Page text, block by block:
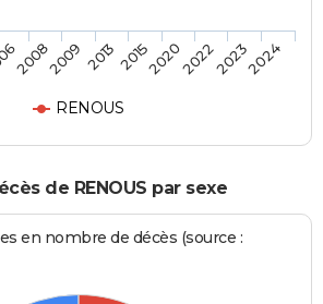
RENOUS
20082009 201320152020202220232024
de RENOUS par sexe
en nombre de décès (source :